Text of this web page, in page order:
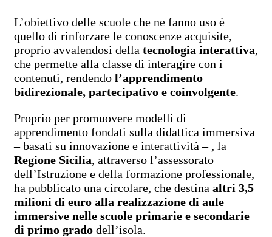
L’obiettivo delle scuole che ne fanno uso è
quello di rinforzare le conoscenze acquisite,
proprio avvalendosi della tecnologia interattiva,
che permette alla classe di interagire con i
contenuti, rendendo l’apprendimento
bidirezionale, partecipativo e coinvolgente.
Proprio per promuovere modelli di
apprendimento fondati sulla didattica immersiva
– basati su innovazione e interattività – , la
Regione Sicilia, attraverso l’assessorato
dell’Istruzione e della formazione professionale,
ha pubblicato una circolare, che destina altri 3,5
milioni di euro alla realizzazione di aule
immersive nelle scuole primarie e secondarie
di primo grado dell’isola.